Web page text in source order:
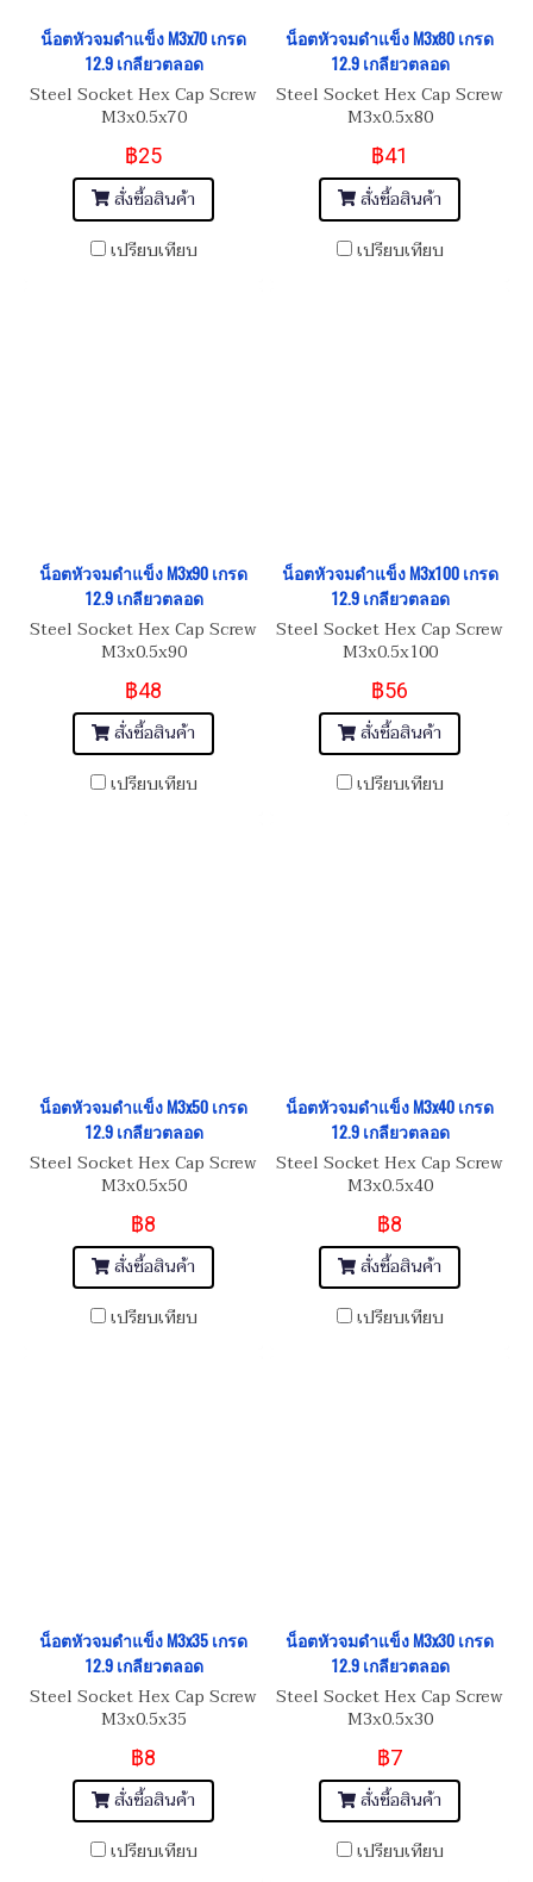
น็อตหัวจมดำแข็ง M3x70 เกรด
12.9 เกลียวตลอด
Steel Socket Hex Cap Screw
M3x0.5x70
฿25
สั่งซื้อสินค้า
เปรียบเทียบ
น็อตหัวจมดำแข็ง M3x80 เกรด
12.9 เกลียวตลอด
Steel Socket Hex Cap Screw
M3x0.5x80
฿41
สั่งซื้อสินค้า
เปรียบเทียบ
น็อตหัวจมดำแข็ง M3x90 เกรด
12.9 เกลียวตลอด
Steel Socket Hex Cap Screw
M3x0.5x90
฿48
สั่งซื้อสินค้า
เปรียบเทียบ
น็อตหัวจมดำแข็ง M3x100 เกรด
12.9 เกลียวตลอด
Steel Socket Hex Cap Screw
M3x0.5x100
฿56
สั่งซื้อสินค้า
เปรียบเทียบ
น็อตหัวจมดำแข็ง M3x50 เกรด
12.9 เกลียวตลอด
Steel Socket Hex Cap Screw
M3x0.5x50
฿8
สั่งซื้อสินค้า
เปรียบเทียบ
น็อตหัวจมดำแข็ง M3x40 เกรด
12.9 เกลียวตลอด
Steel Socket Hex Cap Screw
M3x0.5x40
฿8
สั่งซื้อสินค้า
เปรียบเทียบ
น็อตหัวจมดำแข็ง M3x35 เกรด
12.9 เกลียวตลอด
Steel Socket Hex Cap Screw
M3x0.5x35
฿8
สั่งซื้อสินค้า
เปรียบเทียบ
น็อตหัวจมดำแข็ง M3x30 เกรด
12.9 เกลียวตลอด
Steel Socket Hex Cap Screw
M3x0.5x30
฿7
สั่งซื้อสินค้า
เปรียบเทียบ